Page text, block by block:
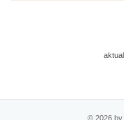
© 2026 by